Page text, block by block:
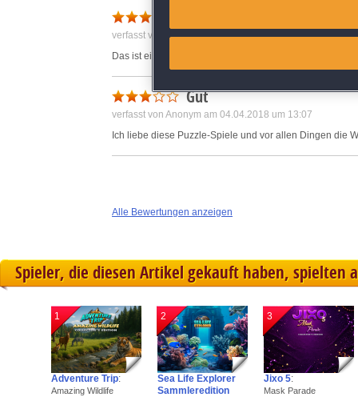
verfasst von Anonym am 18.02.2017 um 12:15
Das ist ein sehr nettes Spiel. Einmal etwas anderes
Gut
verfasst von Anonym am 04.04.2018 um 13:07
Ich liebe diese Puzzle-Spiele und vor allen Dingen die
Alle Bewertungen anzeigen
Spieler, die diesen Artikel gekauft haben, spielten
1
Adventure Trip:
Amazing Wildlife
2
Sea Life Explorer
Sammleredition
3
Jixo 5:
Mask Parade
Save and communicate